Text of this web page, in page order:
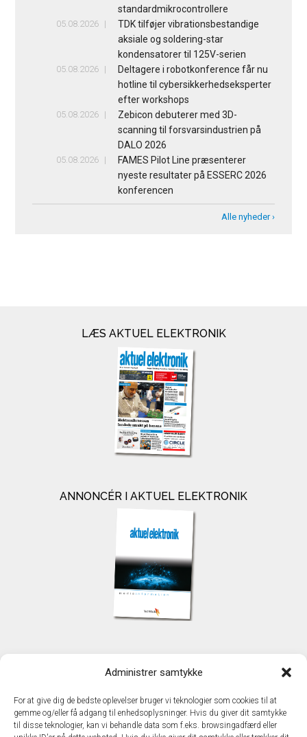
Administrer samtykke
For at give dig de bedste oplevelser bruger vi teknologier som cookies til at
gemme og/eller få adgang til enhedsoplysninger. Hvis du giver dit samtykke
til disse teknologier, kan vi behandle data som f.eks. browsingadfærd eller
standardmikrocontrollere
05.08.2026
TDK tilføjer vibrationsbestandige
aksiale og soldering-star
kondensatorer til 125V-serien
05.08.2026
Deltagere i robotkonference får nu
hotline til cybersikkerhedseksperter
efter workshops
05.08.2026
Zebicon debuterer med 3D-
scanning til forsvarsindustrien på
DALO 2026
05.08.2026
FAMES Pilot Line præsenterer
nyeste resultater på ESSERC 2026
konferencen
Alle nyheder ›
LÆS AKTUEL ELEKTRONIK
ANNONCÉR I AKTUEL ELEKTRONIK
TechMedia A/S
DK - 2600 Glostrup
www.techmedia.dk